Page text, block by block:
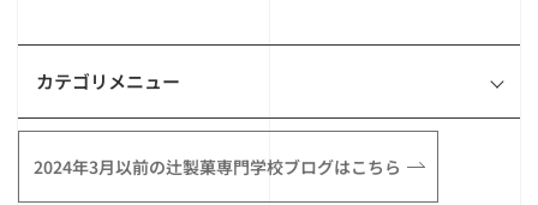
カテゴリメニュー
2024年3月以前の辻製菓専門学校ブログはこちら